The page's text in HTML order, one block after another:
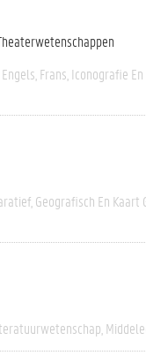
Engels Frans Iconografie
Geografisch En Kaart